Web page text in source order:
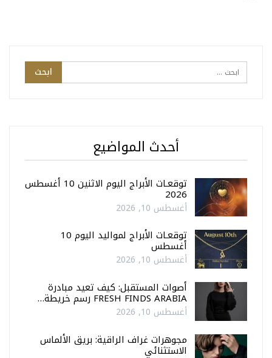
أحدث المواضيع
توقعـات الأبراج اليوم الاثنين 10 أغسطس
2026
أغسطس 10, 2026
توقعـات الأبراج لمواليد اليوم 10
أغسطس
أغسطس 10, 2026
أصوات المستقبل: كيف تعيد مبادرة
FRESH FINDS ARABIA رسم خريطة…
أغسطس 10, 2026
مجوهرات غراف الراقية: بريق الألماس
الاستثنائي